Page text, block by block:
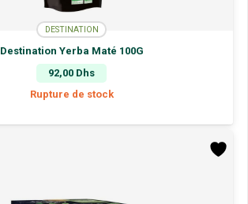
DESTINATION
Destination Yerba Maté 100G
92,00 Dhs
Rupture de stock